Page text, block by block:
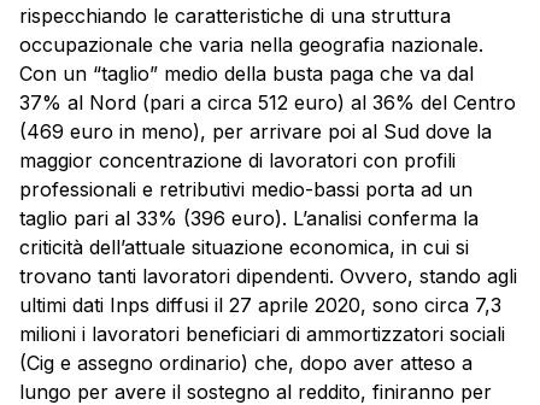
rispecchiando le caratteristiche di una struttura
occupazionale che varia nella geografia nazionale.
Con un “taglio” medio della busta paga che va dal
37% al Nord (pari a circa 512 euro) al 36% del Centro
(469 euro in meno), per arrivare poi al Sud dove la
maggior concentrazione di lavoratori con profili
professionali e retributivi medio-bassi porta ad un
taglio pari al 33% (396 euro). L’analisi conferma la
criticità dell’attuale situazione economica, in cui si
trovano tanti lavoratori dipendenti. Ovvero, stando agli
ultimi dati Inps diffusi il 27 aprile 2020, sono circa 7,3
milioni i lavoratori beneficiari di ammortizzatori sociali
(Cig e assegno ordinario) che, dopo aver atteso a
lungo per avere il sostegno al reddito, finiranno per